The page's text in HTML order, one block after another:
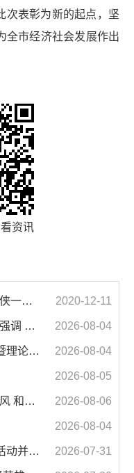
次表彰为新的起点，坚
全市经济社会发展作出
资讯
濉溪县人大常委会副主任李秀侠一行调研城乡客运一体化和治超工作 2020-12-11
汪华东在全市季度工作会议上强调 锚定打好“三仗”任务和年度预期目标不动摇 在全市上下掀起比学赶超争先进位的攻坚热潮 2026-08-04
市政府2026年第14次党组会 暨理论学习中心组学习会议召开 蒋曦主持会议并讲话 2026-08-04
2026-08-05
汪华东在督导群众身边不正之风 和腐败问题集中整治工作时强调 以更高标准更实举措纵深推进集中整治 不断增强人民群众获得感幸福感安全感 2026-08-06
2026-08-04
汪华东开展夏季“送清凉”慰问活动并调研专门教育工作 落实落细防暑降温措施 用心用情关爱一线职工 2026-07-31